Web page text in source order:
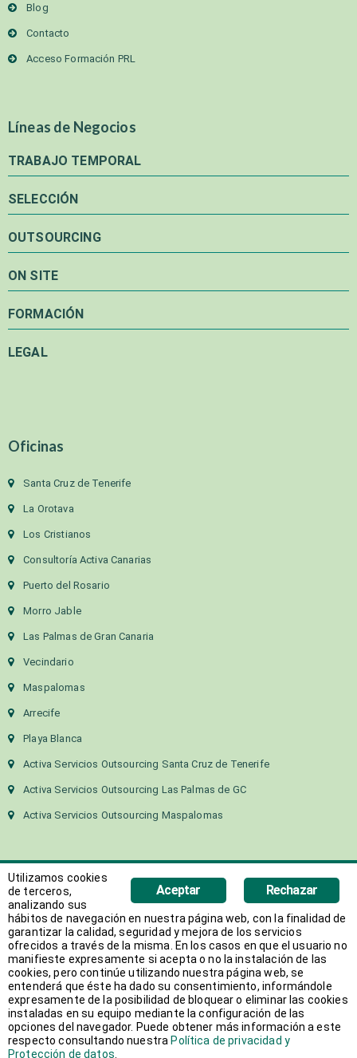
Blog
Contacto
Acceso Formación PRL
Líneas de Negocios
TRABAJO TEMPORAL
SELECCIÓN
OUTSOURCING
ON SITE
FORMACIÓN
LEGAL
Oficinas
Santa Cruz de Tenerife
La Orotava
Los Cristianos
Consultoría Activa Canarias
Puerto del Rosario
Morro Jable
Las Palmas de Gran Canaria
Vecindario
Maspalomas
Arrecife
Playa Blanca
Activa Servicios Outsourcing Santa Cruz de Tenerife
Activa Servicios Outsourcing Las Palmas de GC
Activa Servicios Outsourcing Maspalomas
Copyright 2018 Activa Canarias | Todos los derechos
reservados
Web desarrollada porAVANT
Rechazar
Aceptar
Utilizamos cookies
de terceros,
analizando sus
hábitos de navegación en nuestra página web, con la finalidad de
garantizar la calidad, seguridad y mejora de los servicios
ofrecidos a través de la misma. En los casos en que el usuario no
manifieste expresamente si acepta o no la instalación de las
cookies, pero continúe utilizando nuestra página web, se
entenderá que éste ha dado su consentimiento, informándole
expresamente de la posibilidad de bloquear o eliminar las cookies
instaladas en su equipo mediante la configuración de las
opciones del navegador. Puede obtener más información a este
respecto consultando nuestra Política de privacidad y
Protección de datos